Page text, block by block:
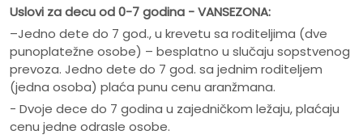
Uslovi za decu od 0-7 godina - VANSEZONA:
–Jedno dete do 7 god., u krevetu sa roditeljima (dve
punoplatežne osobe) – besplatno u slučaju sopstvenog
prevoza. Jedno dete do 7 god. sa jednim roditeljem
(jedna osoba) plaća punu cenu aranžmana.
- Dvoje dece do 7 godina u zajedničkom ležaju, plaćaju
cenu jedne odrasle osobe.